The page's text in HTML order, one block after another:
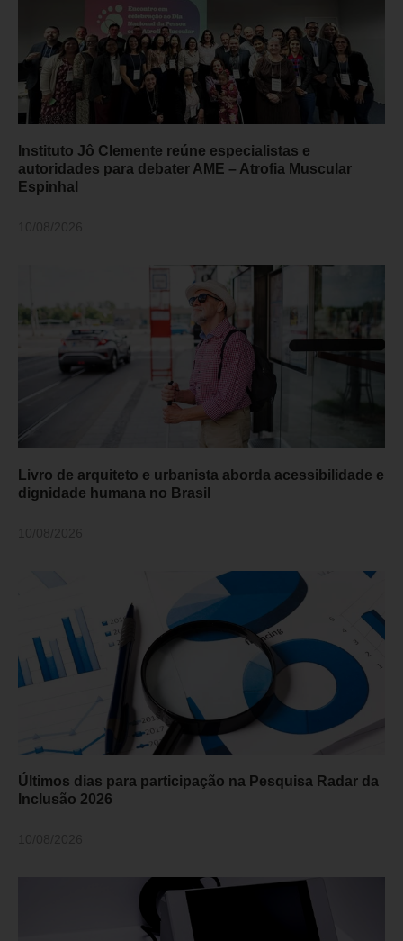
Instituto Jô Clemente reúne especialistas e
autoridades para debater AME – Atrofia Muscular
Espinhal
Livro de arquiteto e urbanista aborda acessibilidade e
dignidade humana no Brasil
Últimos dias para participação na Pesquisa Radar da
Inclusão 2026